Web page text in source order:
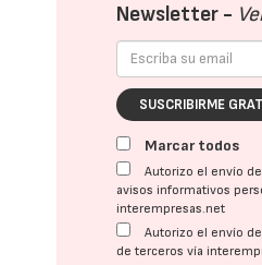
Newsletter -
SUSCRIBIRME
Marcar todos
Autorizo el envío
avisos informativos
interempresas.net
Autorizo el envío
de terceros vía